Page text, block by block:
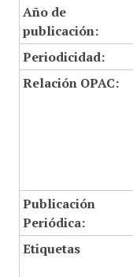
Año de
publicación:
Periodicidad:
Relación OPAC:
Publicación
Periódica:
Etiquetas